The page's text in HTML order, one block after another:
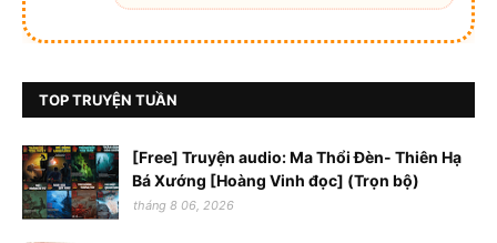
TOP TRUYỆN TUẦN
[Free] Truyện audio: Ma Thổi Đèn- Thiên Hạ
Bá Xướng [Hoàng Vinh đọc] (Trọn bộ)
tháng 8 06, 2026